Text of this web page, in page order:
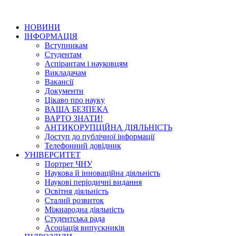
НОВИНИ
ІНФОРМАЦІЯ
Вступникам
Студентам
Аспірантам і науковцям
Викладачам
Вакансії
Документи
Цікаво про науку
ВАША БЕЗПЕКА
ВАРТО ЗНАТИ!
АНТИКОРУПЦІЙНА ДІЯЛЬНІСТЬ
Доступ до публічної інформації
Телефонний довідник
УНІВЕРСИТЕТ
Портрет ЧНУ
Наукова й інноваційна діяльність
Наукові періодичні видання
Освітня діяльність
Сталий розвиток
Міжнародна діяльність
Студентська рада
Асоціація випускників